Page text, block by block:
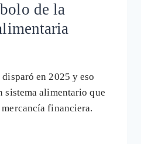
de la
en 2025 y eso
sistema alimentario que
financiera.